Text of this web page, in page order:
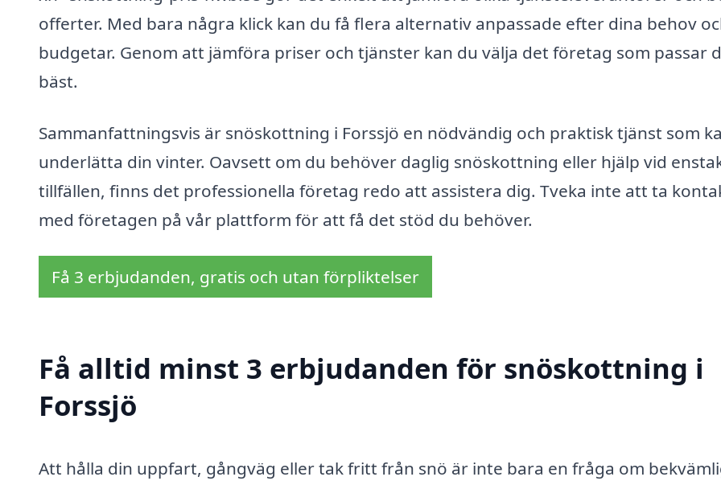
offerter. Med bara några klick kan du få flera alternativ anpassade efter dina behov
budgetar. Genom att jämföra priser och tjänster kan du välja det företag som passar
bäst.
Sammanfattningsvis är snöskottning i Forssjö en nödvändig och praktisk tjänst som
underlätta din vinter. Oavsett om du behöver daglig snöskottning eller hjälp vid
tillfällen, finns det professionella företag redo att assistera dig. Tveka inte att ta
med företagen på vår plattform för att få det stöd du behöver.
Få 3 erbjudanden, gratis och utan förpliktelser
Få alltid minst 3 erbjudanden för snöskottning i
Forssjö
Att hålla din uppfart, gångväg eller tak fritt från snö är inte bara en fråga om